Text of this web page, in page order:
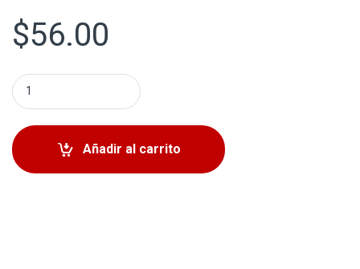
$56.00
Liqui Moly 10W-40 MoS2 Antifriction 5LT quantity
Añadir al carrito